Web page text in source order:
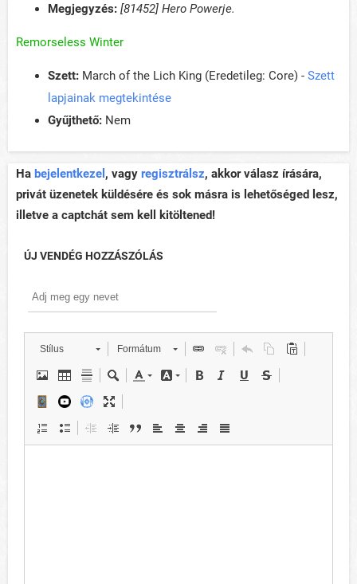
Megjegyzés: [81452] Hero Powerje.
Remorseless Winter
Szett: March of the Lich King (Eredetileg: Core) - Szett
lapjainak megtekintése
Gyűjthető: Nem
Ha bejelentkezel , vagy regisztrálsz, akkor válasz írására,
privát üzenetek küldésére és sok másra is lehetőséged lesz,
illetve a captchát sem kell kitöltened!
ÚJ VENDÉG HOZZÁSZÓLÁS
Stílus Formátum